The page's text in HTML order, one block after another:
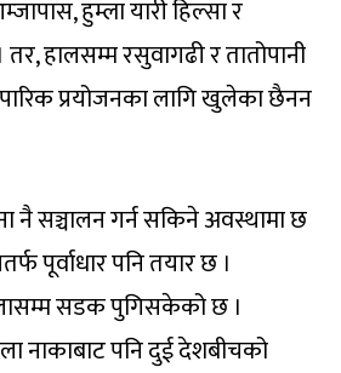
हुम्ला यारी हिल्सा र
हालसम्म रसुवागढी र तातोपानी
प्रयोजनका लागि खुलेका छैनन
नै सञ्चालन गर्न सकिने अवस्थामा छ
पूर्वाधार पनि तयार छ ।
सडक पुगिसकेको छ ।
नाकाबाट पनि दुई देशबीचको